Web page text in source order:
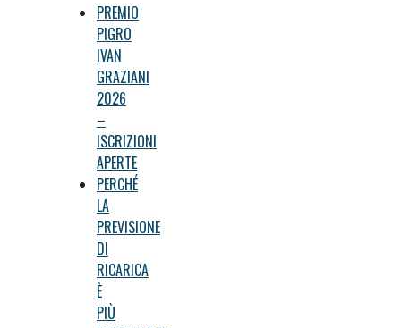
PREMIO
PIGRO
IVAN
GRAZIANI
2026
–
ISCRIZIONI
APERTE
PERCHÉ
LA
PREVISIONE
DI
RICARICA
È
PIÙ